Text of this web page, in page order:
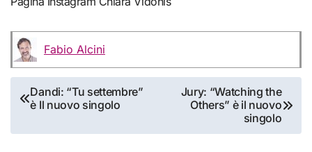
Fabio Alcini
Navigazione
articoli
Dandi: “Tu settembre”
è Il nuovo singolo
Jury: “Watching the
Others” è il nuovo
singolo